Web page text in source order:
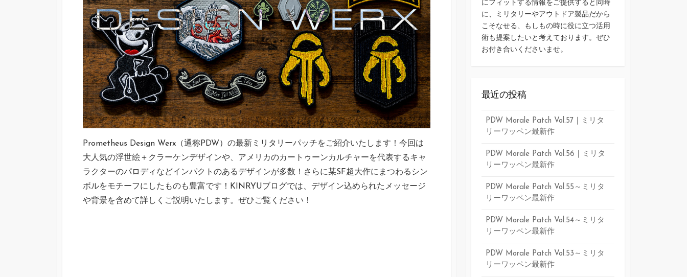
Prometheus Design Werx（通称PDW）の最新ミリタリーパッチをご紹介いたします！今回は
大人気の浮世絵＋クラーケンデザインや、アメリカのカートゥーンカルチャーを代表するキャ
ラクターのパロディなどインパクトのあるデザインが多数！さらに某SF超大作にまつわるシン
ボルをモチーフにしたものも豊富です！KINRYUブログでは、デザイン込められたメッセージ
や背景を含めて詳しくご説明いたします。ぜひご覧ください！
にフィットする情報をご提供すると同時
に、ミリタリーやアウトドア製品だから
こそなせる、もしもの時に役に立つ活用
術も提案したいと考えております。ぜひ
お付き合いくださいませ。
最近の投稿
PDW Morale Patch Vol.57｜ミリタ
リーワッペン最新作
PDW Morale Patch Vol.56｜ミリタ
リーワッペン最新作
PDW Morale Patch Vol.55～ミリタ
リーワッペン最新作
PDW Morale Patch Vol.54～ミリタ
リーワッペン最新作
PDW Morale Patch Vol.53～ミリタ
リーワッペン最新作